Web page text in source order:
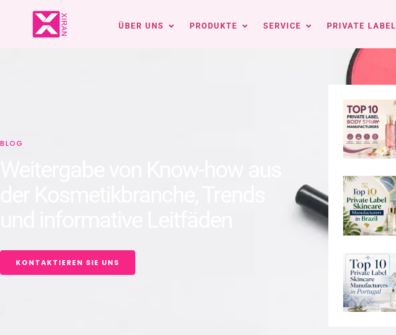
ÜBER UNS PRODUKTE SERVICE PRIVATE LABEL
BLOG
KONTAKTIEREN SIE UNS